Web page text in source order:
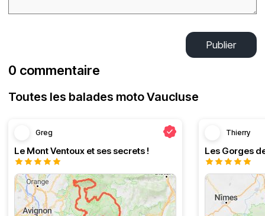
Publier
0 commentaire
Toutes les balades moto Vaucluse
Greg
Le Mont Ventoux et ses secrets !
Thierry
Les Gorges